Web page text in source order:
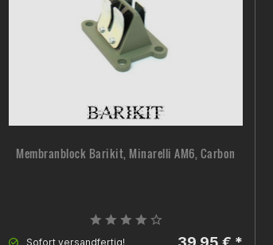
Membranblock Barikit, Minarelli AM6, Carbon
Sofort versandfertig!